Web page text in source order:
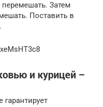
Затем
Поставить в
и курицей –